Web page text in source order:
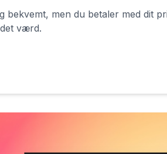
bekvemt, men du betaler med dit
værd.